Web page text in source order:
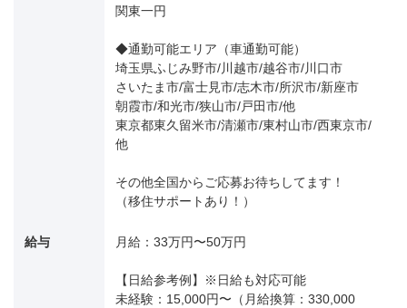
関東一円
◆通勤可能エリア（車通勤可能）
埼玉県ふじみ野市/川越市/越谷市/川口市
さいたま市/富士見市/志木市/所沢市/新座市
朝霞市/和光市/狭山市/戸田市/他
東京都東久留米市/清瀬市/東村山市/西東京市/
他
その他全国からご応募お待ちしてます！
（移住サポートあり！）
給与 月給：33万円〜50万円
【日給参考例】※日給も対応可能
未経験：15,000円〜（月給換算：330,000